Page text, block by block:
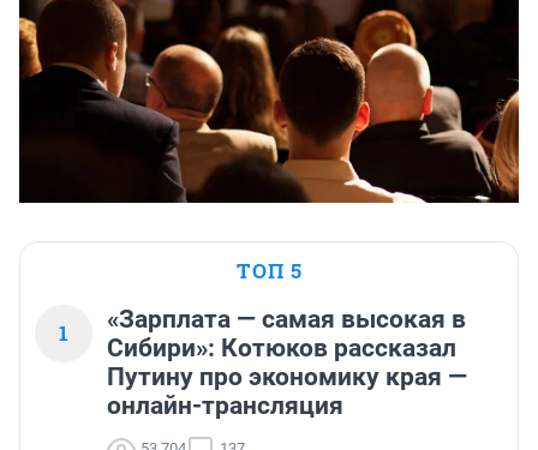
ТОП 5
1
«Зарплата — самая высокая в
Сибири»: Котюков рассказал
Путину про экономику края —
онлайн-трансляция